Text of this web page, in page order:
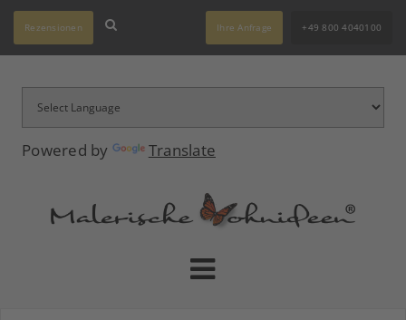
Powered by Translate
Rezensionen Ihre Anfrage +49 800 4040100